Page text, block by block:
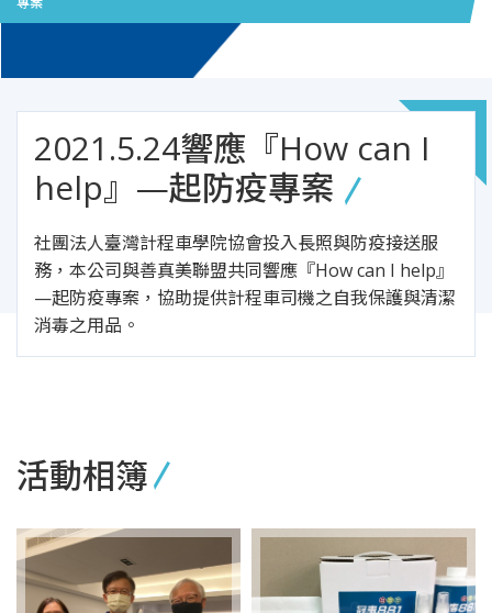
2021.5.24響應『How can I
help』—起防疫專案
社團法人臺灣計程車學院協會投入長照與防疫接送服
務，本公司與善真美聯盟共同響應『How can I help』
—起防疫專案，協助提供計程車司機之自我保護與清潔
消毒之用品。
活動相簿